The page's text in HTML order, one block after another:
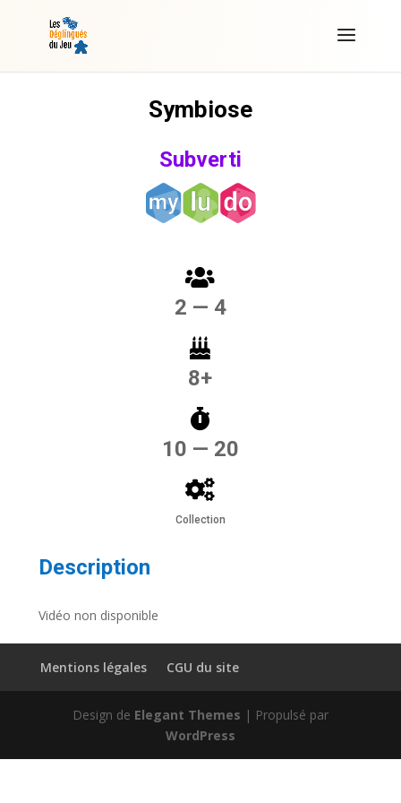
Symbiose
Subverti
2 — 4
8+
10 — 20
Collection
Description
Vidéo non disponible
Mentions légales CGU du site
Design de Elegant Themes | Propulsé par
WordPress